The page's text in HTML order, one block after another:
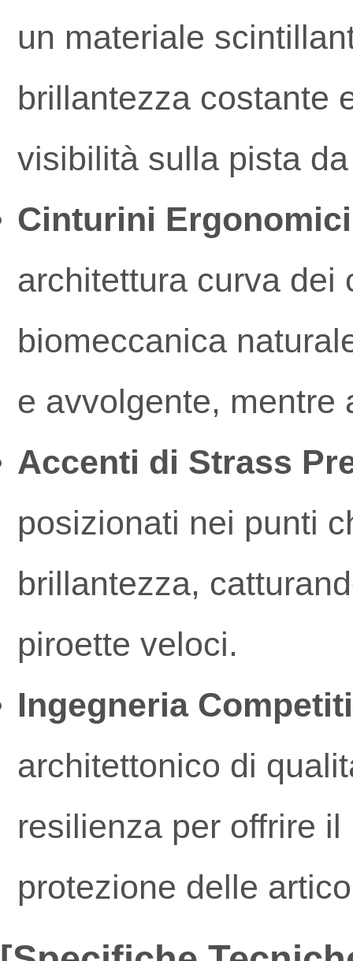
un materiale
brillantezza costante
visibilità sulla pista
Cinturini
architettura curva dei
biomeccanica
e avvolgente, mentre
Accenti di Strass
posizionati nei punti
brillantezza,
piroette veloci.
Ingegneria
architettonico di
resilienza per offrire
protezione delle